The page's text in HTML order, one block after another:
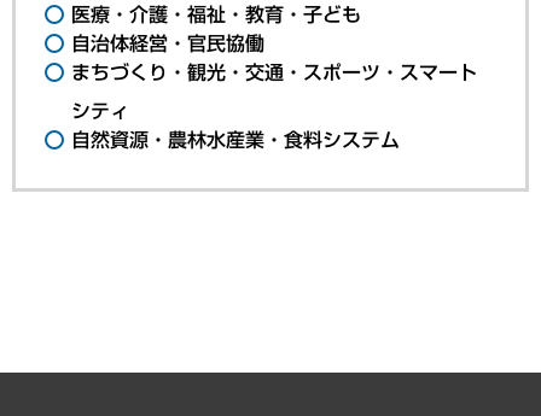
医療・介護・福祉・教育・子ども
自治体経営・官民協働
まちづくり・観光・交通・スポーツ・スマート
シティ
自然資源・農林水産業・食料システム